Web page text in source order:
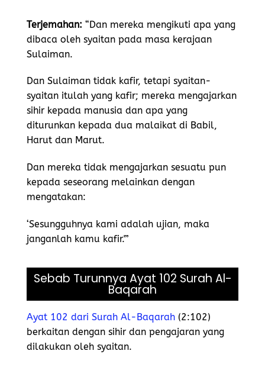
Terjemahan: “Dan mereka mengikuti apa yang
dibaca oleh syaitan pada masa kerajaan
Sulaiman.
Dan Sulaiman tidak kafir, tetapi syaitan-
syaitan itulah yang kafir; mereka mengajarkan
sihir kepada manusia dan apa yang
diturunkan kepada dua malaikat di Babil,
Harut dan Marut.
Dan mereka tidak mengajarkan sesuatu pun
kepada seseorang melainkan dengan
mengatakan:
‘Sesungguhnya kami adalah ujian, maka
janganlah kamu kafir.'”
Sebab Turunnya Ayat 102 Surah Al-
Baqarah
Ayat 102 dari Surah Al-Baqarah (2:102)
berkaitan dengan sihir dan pengajaran yang
dilakukan oleh syaitan.